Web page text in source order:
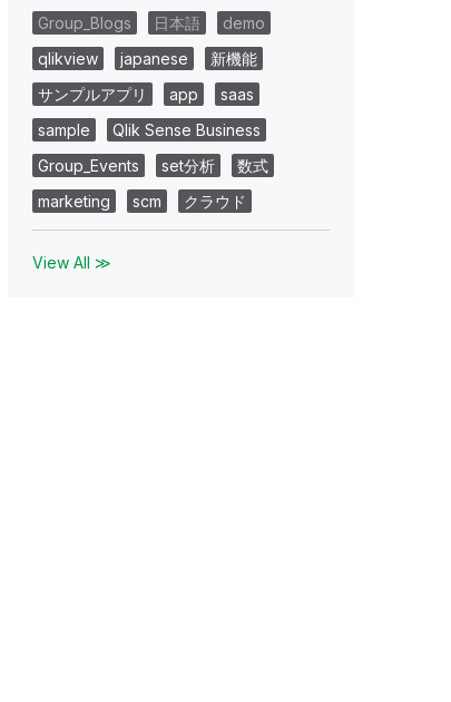
Group_Blogs
日本語
demo
qlikview
japanese
新機能
サンプルアプリ
app
saas
sample
Qlik Sense Business
Group_Events
set分析
数式
marketing
scm クラウド
View All ≫